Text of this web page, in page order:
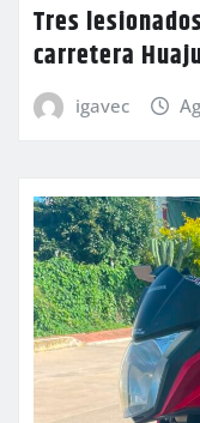
Tres
carretera
igavec